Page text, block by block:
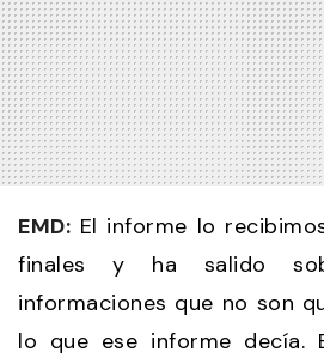
EMD: El informe lo
finales y ha salido
informaciones que no son
lo que ese informe decía.